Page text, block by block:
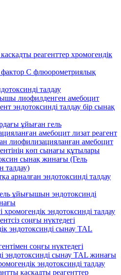
реагенттер хромогендік
C флюорометриялық
талдау
лиофилденген амебоцит
эндотоксинді талдау бір сынақ
ұйыған гель
амебоцит лизат реагент
лиофилизацияланған амебоцит
көп сынағы құтылары
сынақ жинағы (Гель
арналған эндотоксинді талдау
ұйығышын эндотоксинді
хромогендік эндотоксинді талдау
соңғы нүктедегі
эндотоксинді сынау TAL
соңғы нүктедегі
эндотоксинді сынау TAL жинағы
эндотоксинді талдау
каскадты реагенттер